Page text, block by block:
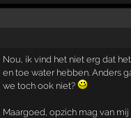
Nou, ik vind het niet erg dat
en toe water hebben. Anders
we toch ook niet?
Maargoed, opzich mag van